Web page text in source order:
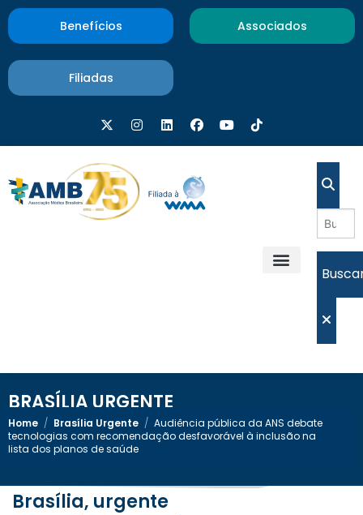
Benefícios Associados
Filiadas
BRASÍLIA URGENTE
Home / Brasília Urgente / Audiência pública da ANS debate
tecnologias com recomendação desfavorável à inclusão na
lista dos planos de saúde
Brasília, urgente